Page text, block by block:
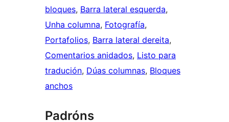
bloques, Barra lateral esquerda
Unha columna, Fotografía
Portafolios, Barra lateral dereita
Comentarios anidados, Listo para
tradución, Dúas columnas, Bloques
anchos
Padróns